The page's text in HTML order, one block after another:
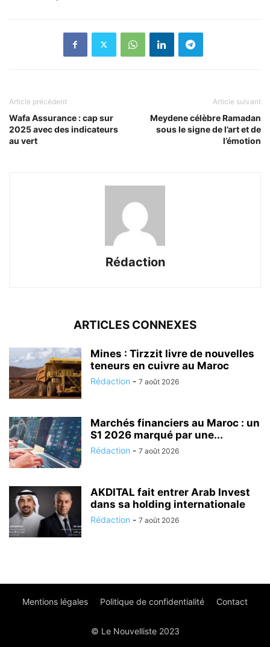
Article précédent
Wafa Assurance : cap sur
2025 avec des indicateurs
au vert
Article suivant
Meydene célèbre Ramadan
sous le signe de l’art et de
l’émotion
Rédaction
ARTICLES CONNEXES
Mines : Tirzzit livre de nouvelles
teneurs en cuivre au Maroc
Rédaction - 7 août 2026
Marchés financiers au Maroc : un
S1 2026 marqué par une...
Rédaction - 7 août 2026
AKDITAL fait entrer Arab Invest
dans sa holding internationale
Rédaction - 7 août 2026
Mentions légales Politique de confidentialité Contact
© Le Nouvelliste 2023